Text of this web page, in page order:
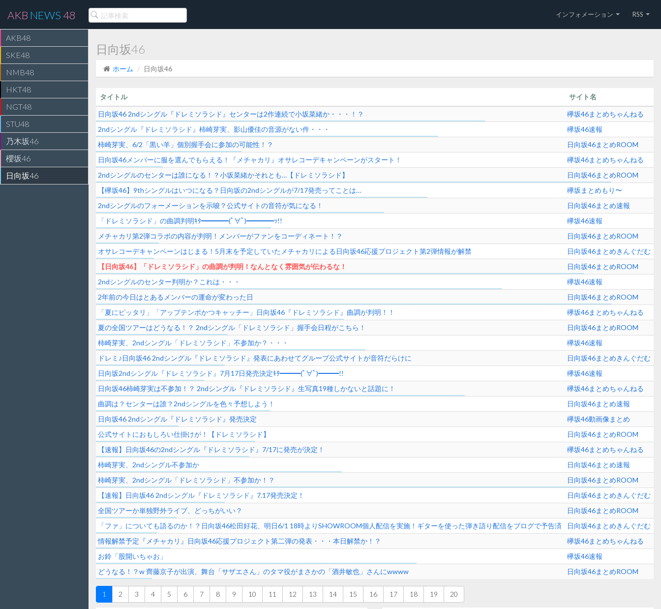
AKB NEWS 48 インフォメーション RSS
AKB48
SKE48
NMB48
HKT48
NGT48
STU48
乃木坂46
櫻坂46
日向坂46
日向坂46
ホーム 日向坂46
タイトル サイト名
日向坂46 2ndシングル『ドレミソラシド』センターは2作連続で小坂菜緒か・・・！？
欅坂46まとめちゃんねる
2ndシングル『ドレミソラシド』柿崎芽実、影山優佳の音源がない件・・・
欅坂46速報
柿崎芽実、6/2「黒い羊」個別握手会に参加の可能性！？
日向坂46まとめROOM
日向坂46メンバーに服を選んでもらえる！『メチャカリ』オサレコーデキャンペーンがスタート！
欅坂46まとめちゃんねる
2ndシングルのセンターは誰になる！？小坂菜緒かそれとも…【ドレミソラシド】
日向坂46まとめROOM
【欅坂46】9thシングルはいつになる？日向坂の2ndシングルが7/17発売ってことは…
欅坂まとめもり〜
2ndシングルのフォーメーションを示唆？公式サイトの音符が気になる！
日向坂46まとめ速報
「ドレミソラシド」の曲調判明ｷﾀ━━━━(ﾟ∀ﾟ)━━━━ｯ!!
欅坂46速報
メチャカリ第2弾コラボの内容が判明！メンバーがファンをコーディネート！？
日向坂46まとめROOM
オサレコーデキャンペーンはじまる！5月末を予定していたメチャカリによる日向坂46応援プロジェクト第2弾情報が解禁
日向坂46まとめきんぐだむ
【日向坂46】「ドレミソラシド」の曲調が判明！なんとなく雰囲気が伝わるな！
日向坂46まとめROOM
2ndシングルのセンター判明か？これは・・・
欅坂46速報
2年前の今日はとあるメンバーの運命が変わった日
日向坂46まとめROOM
「夏にピッタリ」「アップテンポかつキャッチー」日向坂46『ドレミソラシド』曲調が判明！！
欅坂46まとめちゃんねる
夏の全国ツアーはどうなる！？ 2ndシングル「ドレミソラシド」握手会日程がこちら！
日向坂46まとめROOM
柿崎芽実、2ndシングル「ドレミソラシド」不参加か？・・・
欅坂46速報
ドレミ♪日向坂46 2ndシングル『ドレミソラシド』発表にあわせてグループ公式サイトが音符だらけに
日向坂46まとめきんぐだむ
日向坂2ndシングル『ドレミソラシド』7月17日発売決定ｷﾀ━━━(ﾟ∀ﾟ)━━━!!
欅坂46速報
日向坂46柿崎芽実は不参加！？ 2ndシングル『ドレミソラシド』生写真19種しかないと話題に！
欅坂46まとめちゃんねる
曲調は？センターは誰？2ndシングルを色々予想しよう！
日向坂46まとめ速報
日向坂46 2ndシングル『ドレミソラシド』発売決定
欅坂46動画像まとめ
公式サイトにおもしろい仕掛けが！【ドレミソラシド】
日向坂46まとめROOM
【速報】日向坂46の2ndシングル『ドレミソラシド』7/17に発売が決定！
欅坂46まとめちゃんねる
柿崎芽実、2ndシングル不参加か
日向坂46まとめ速報
柿崎芽実、2ndシングル「ドレミソラシド」不参加か！？
日向坂46まとめROOM
【速報】日向坂46 2ndシングル『ドレミソラシド』7.17発売決定！
日向坂46まとめきんぐだむ
全国ツアーか単独野外ライブ、どっちがいい？
日向坂46まとめROOM
「ファ」についても語るのか！？日向坂46松田好花、明日6/1 18時よりSHOWROOM個人配信を実施！ギターを使った弾き語り配信をブログで予告済
日向坂46まとめきんぐだむ
情報解禁予定『メチャカリ』日向坂46応援プロジェクト第二弾の発表・・・本日解禁か！？
欅坂46まとめちゃんねる
お鈴「股開いちゃお」
欅坂46速報
どうなる！？w 齊藤京子が出演、舞台「サザエさん」のタマ役がまさかの「酒井敏也」さんにwwww
日向坂46まとめROOM
1 2 3 4 5 6 7 8 9 10 11 12 13 14 15 16 17 18 19 20